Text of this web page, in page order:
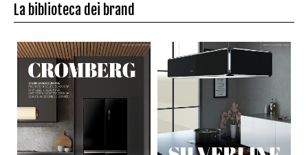
La biblioteca dei brand